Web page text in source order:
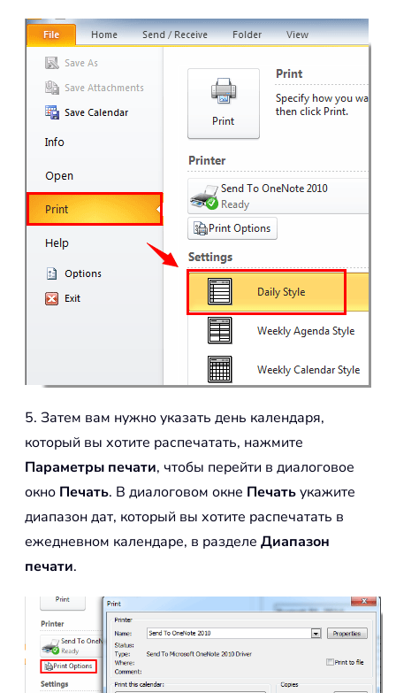
5. Затем вам нужно указать день календаря,
который вы хотите распечатать, нажмите
Параметры печати, чтобы перейти в диалоговое
окно Печать. В диалоговом окне Печатьукажите
диапазон дат, который вы хотите распечатать в
ежедневном календаре, в разделе Диапазон
печати.